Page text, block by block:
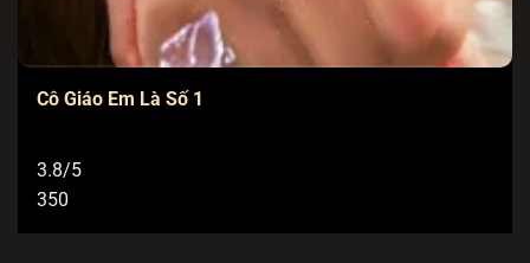
Cô Giáo Em Là Số 1
3.8/5
350